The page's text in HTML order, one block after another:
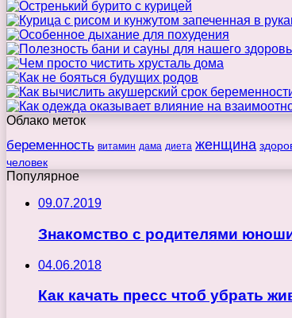
Облако меток
беременность витамин дама диета женщина
человек
Популярное
09.07.2019
Знакомство с родителями
04.06.2018
Как качать пресс чтоб убрать